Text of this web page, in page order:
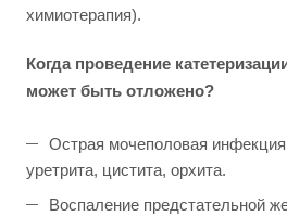
химиотерапия).
Когда проведение
может быть отложено?
Острая мочеполовая
уретрита, цистита, орхита.
Воспаление предстательной